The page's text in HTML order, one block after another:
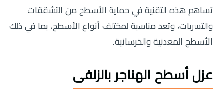
تساهم هذه التقنية في حماية الأسطح من التشققات
والتسربات، وتعد مناسبة لمختلف أنواع الأسطح، بما في ذلك
الأسطح المعدنية والخرسانية.
عزل أسطح الهناجر بالزلفى